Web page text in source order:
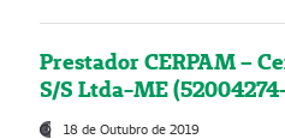
Prestador CERPAM –
S/S Ltda-ME
18 de Outubro de 2019